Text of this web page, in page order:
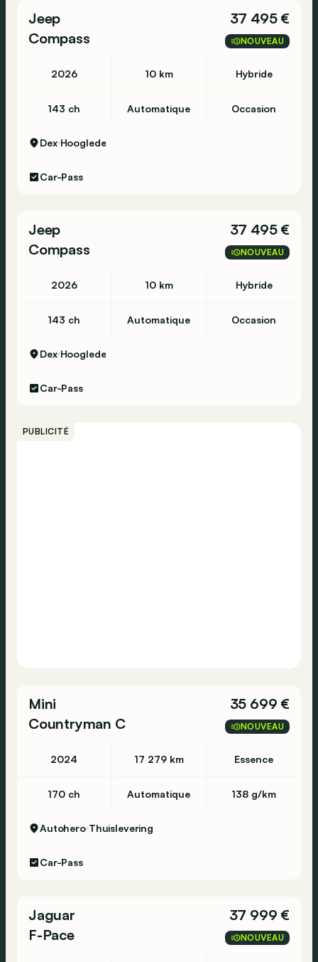
Jeep
Compass
37 495 €
NOUVEAU
2026 10 km Hybride
143 ch Automatique Occasion
Dex Hooglede
Car-Pass
Jeep
Compass
37 495 €
NOUVEAU
2026 10 km Hybride
143 ch Automatique Occasion
Dex Hooglede
Car-Pass
PUBLICITÉ
Mini
Countryman C
35 699 €
NOUVEAU
2024 17 279 km Essence
170 ch Automatique 138 g/km
Autohero Thuislevering
Car-Pass
Jaguar
F-Pace
37 999 €
NOUVEAU